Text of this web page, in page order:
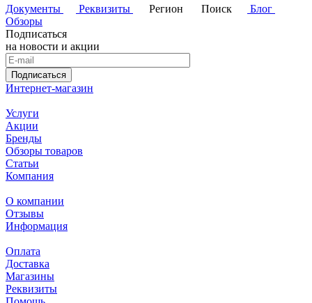
Документы
Реквизиты Регион Поиск
Блог
Обзоры
Подписаться
на новости и акции
Подписаться
Интернет-магазин
Услуги
Акции
Бренды
Обзоры товаров
Статьи
Компания
О компании
Отзывы
Информация
Оплата
Доставка
Магазины
Реквизиты